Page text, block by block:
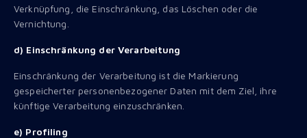
Verknüpfung, die Einschränkung, das Löschen oder die
Vernichtung.
d) Einschränkung der Verarbeitung
Einschränkung der Verarbeitung ist die Markierung
gespeicherter personenbezogener Daten mit dem Ziel, ihre
künftige Verarbeitung einzuschränken.
e) Profiling